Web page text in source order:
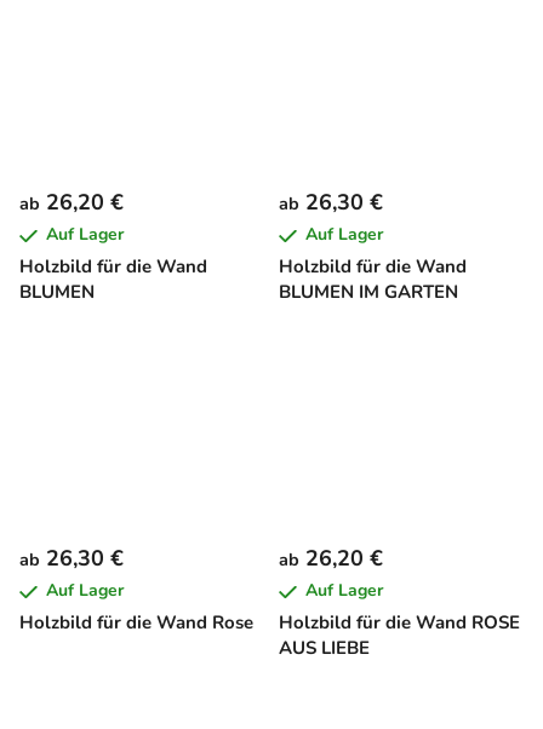
Holzbild für die Wand
BLUMEN
ab 26,20 €
Auf Lager
Holzbild für die Wand
BLUMEN IM GARTEN
ab 26,30 €
Auf Lager
Holzbild für die Wand Rose
ab 26,30 €
Auf Lager
Holzbild für die Wand ROSE
AUS LIEBE
ab 26,20 €
Auf Lager